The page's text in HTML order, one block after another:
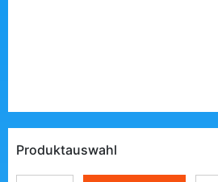
Produktauswahl